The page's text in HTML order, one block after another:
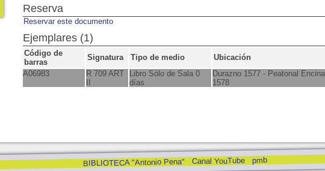
Reserva
Reservar este documento
Ejemplares (1)
Código de
barras
Signatura Tipo de medio Ubicación
A06983
R 709 ART
II
Libro Sólo de Sala 0
días
Durazno 1577 - Peatonal Encina
1578
BIBLIOTECA "Antonio Pena" Canal YouTube pmb